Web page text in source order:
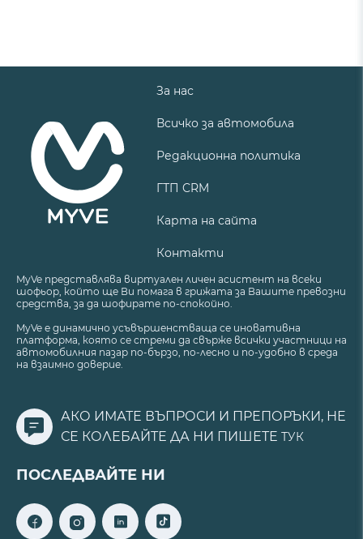
За нас
Всичко за автомобила
Редакционна политика
ГТП CRM
Карта на сайта
Контакти
MyVe представлява виртуален личен асистент на всеки
шофьор, който ще Ви помага в грижата за Вашите превозни
средства, за да шофирате по-спокойно.
MyVe е динамично усъвършенстваща се иновативна
платформа, която се стреми да свърже всички участници на
автомобилния пазар по-бързо, по-лесно и по-удобно в среда
на взаимно доверие.
АКО ИМАТЕ ВЪПРОСИ И ПРЕПОРЪКИ, НЕ
СЕ КОЛЕБАЙТЕ ДА НИ ПИШЕТЕ ТУК
ПОСЛЕДВАЙТЕ НИ